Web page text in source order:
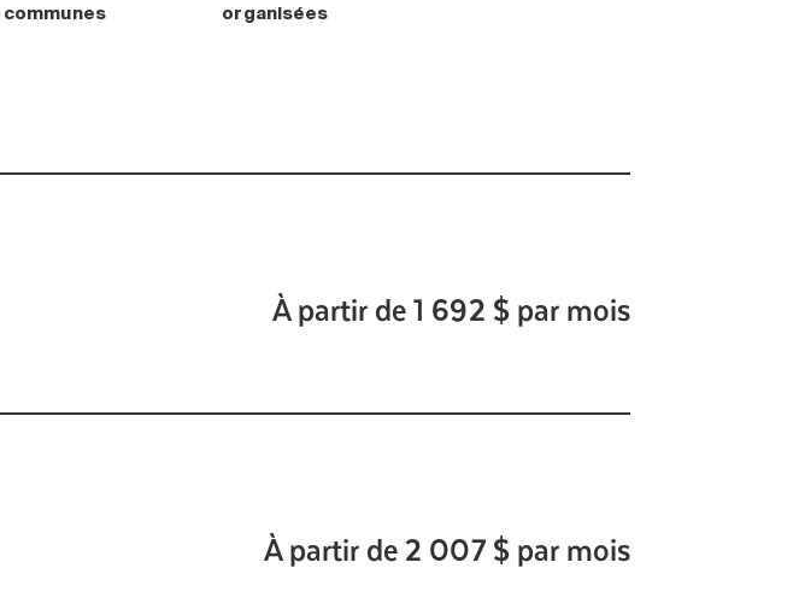
communes
organisées
À partir de 1 692 $ par mois
À partir de 2 007 $ par mois